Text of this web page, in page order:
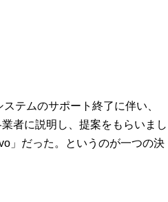
テムのサポート終了に伴い、
者に説明し、提案をもらいまし
」だった。というのが一つの決